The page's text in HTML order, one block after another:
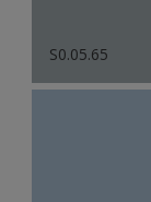
S0.05.65